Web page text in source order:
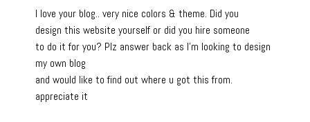
I love your blog.. very nice colors & theme. Did you
design this website yourself or did you hire someone
to do it for you? Plz answer back as I’m looking to design
my own blog
and would like to find out where u got this from.
appreciate it